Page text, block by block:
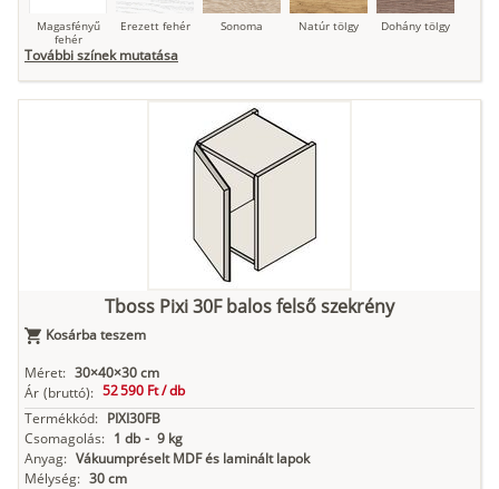
Magasfényű
fehér
Erezett fehér Sonoma Natúr tölgy Dohány tölgy
Loft beton
Szupermatt
fehér
Nádzöld Füstös zöld
További színek mutatása
Tboss Pixi 30F balos felső szekrény
Kosárba teszem
Méret: 30×40×30 cm
Ár (bruttó): 52 590 Ft /db
Termékkód: PIXI30FB
Csomagolás: 1 db - 9 kg
Anyag: Vákuumpréselt MDF és laminált lapok
Mélység: 30 cm